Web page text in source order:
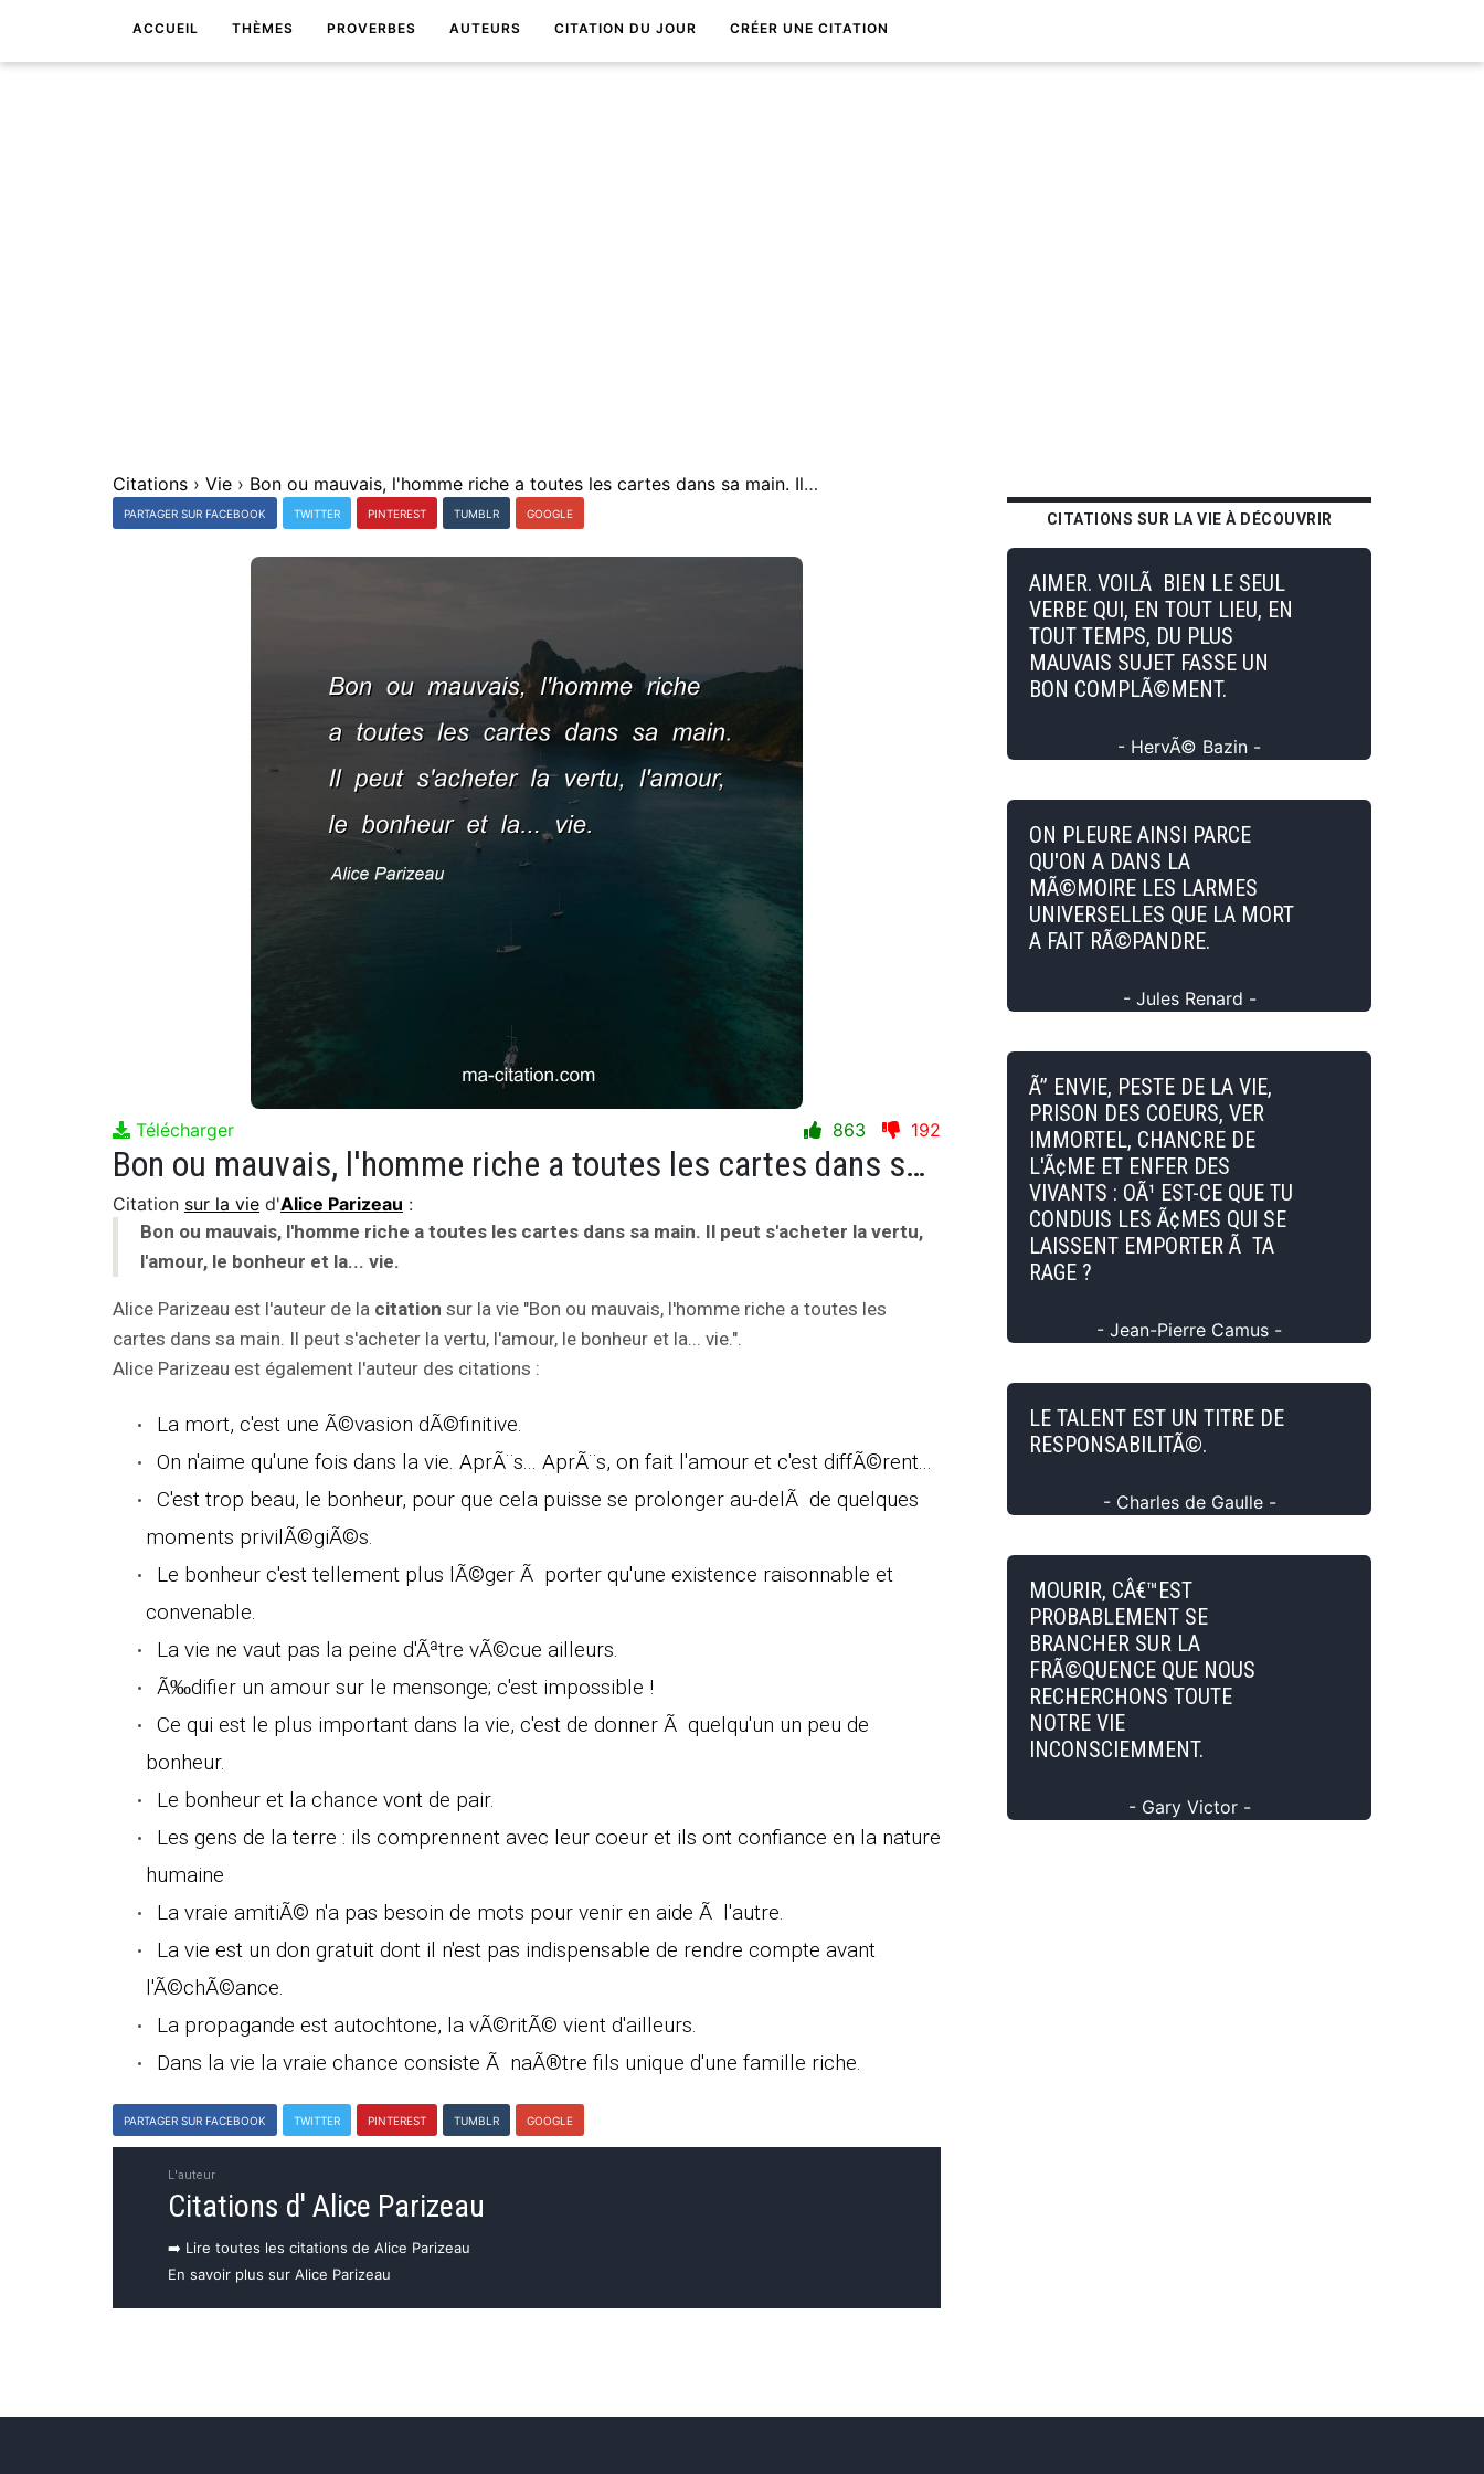
ACCUEIL THÈMES PROVERBES AUTEURS CITATION DU JOUR CRÉER UNE CITATION
Citations › Vie › Bon ou mauvais, l'homme riche a toutes les cartes dans sa main. Il peut s'acheter la vertu, l'amour, le bonheur et la... vie.
PARTAGER SUR FACEBOOK TWITTER PINTEREST TUMBLR GOOGLE
Télécharger 863 192
Bon ou mauvais, l'homme riche a toutes les cartes dans sa main. Il peut s'acheter la vertu, l'amour, le bonheur et la... vie.
Citation sur la vie d'Alice Parizeau :
Bon ou mauvais, l'homme riche a toutes les cartes dans sa main. Il peut s'acheter la vertu,
l'amour, le bonheur et la... vie.
Alice Parizeau est l'auteur de la citation sur la vie "Bon ou mauvais, l'homme riche a toutes les
cartes dans sa main. Il peut s'acheter la vertu, l'amour, le bonheur et la... vie.".
Alice Parizeau est également l'auteur des citations :
La mort, c'est une Ã©vasion dÃ©finitive.
On n'aime qu'une fois dans la vie. AprÃ¨s... AprÃ¨s, on fait l'amour et c'est diffÃ©rent...
C'est trop beau, le bonheur, pour que cela puisse se prolonger au-delÃ de quelques
moments privilÃ©giÃ©s.
Le bonheur c'est tellement plus lÃ©ger Ã porter qu'une existence raisonnable et
convenable.
La vie ne vaut pas la peine d'Ãªtre vÃ©cue ailleurs.
Ã‰difier un amour sur le mensonge; c'est impossible !
Ce qui est le plus important dans la vie, c'est de donner Ã quelqu'un un peu de
bonheur.
Le bonheur et la chance vont de pair.
Les gens de la terre : ils comprennent avec leur coeur et ils ont confiance en la nature
humaine
La vraie amitiÃ© n'a pas besoin de mots pour venir en aide Ã l'autre.
La vie est un don gratuit dont il n'est pas indispensable de rendre compte avant
l'Ã©chÃ©ance.
La propagande est autochtone, la vÃ©ritÃ© vient d'ailleurs.
Dans la vie la vraie chance consiste Ã naÃ®tre fils unique d'une famille riche.
PARTAGER SUR FACEBOOK TWITTER PINTEREST TUMBLR GOOGLE
L'auteur
Citations d' Alice Parizeau
➡️ Lire toutes les citations de Alice Parizeau
En savoir plus sur Alice Parizeau
CITATIONS SUR LA VIE À DÉCOUVRIR
AIMER. VOILÃ BIEN LE SEUL
VERBE QUI, EN TOUT LIEU, EN
TOUT TEMPS, DU PLUS
MAUVAIS SUJET FASSE UN
BON COMPLÃ©MENT.
- HervÃ© Bazin -
ON PLEURE AINSI PARCE
QU'ON A DANS LA
MÃ©MOIRE LES LARMES
UNIVERSELLES QUE LA MORT
A FAIT RÃ©PANDRE.
- Jules Renard -
Ã” ENVIE, PESTE DE LA VIE,
PRISON DES COEURS, VER
IMMORTEL, CHANCRE DE
L'Ã¢ME ET ENFER DES
VIVANTS : OÃ¹ EST-CE QUE TU
CONDUIS LES Ã¢MES QUI SE
LAISSENT EMPORTER Ã TA
RAGE ?
- Jean-Pierre Camus -
LE TALENT EST UN TITRE DE
RESPONSABILITÃ©.
- Charles de Gaulle -
MOURIR, CÂ€™EST
PROBABLEMENT SE
BRANCHER SUR LA
FRÃ©QUENCE QUE NOUS
RECHERCHONS TOUTE
NOTRE VIE
INCONSCIEMMENT.
- Gary Victor -